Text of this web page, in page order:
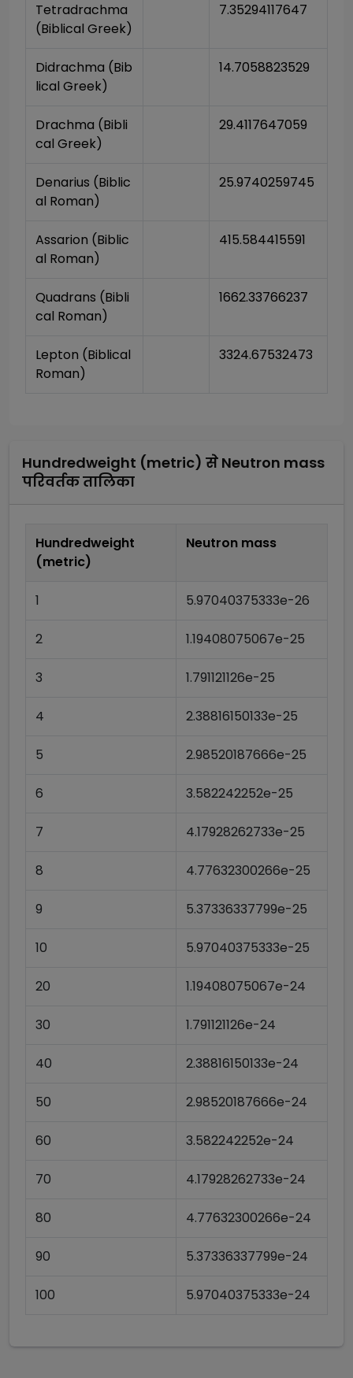
Tetradrachma
(Biblical Greek)
7.35294117647
Didrachma (Bib
lical Greek)
14.7058823529
Drachma (Bibli
cal Greek)
29.4117647059
Denarius (Biblic
al Roman)
25.9740259745
Assarion (Biblic
al Roman)
415.584415591
Quadrans (Bibli
cal Roman)
1662.33766237
Lepton (Biblical
Roman)
3324.67532473
Hundredweight (metric) से Neutron mass
परिवर्तक तालिका
Hundredweight
(metric)
Neutron mass
1 5.97040375333e-26
2 1.19408075067e-25
3 1.791121126e-25
4 2.38816150133e-25
5 2.98520187666e-25
6 3.582242252e-25
7 4.17928262733e-25
8 4.77632300266e-25
9 5.37336337799e-25
10 5.97040375333e-25
20 1.19408075067e-24
30 1.791121126e-24
40 2.38816150133e-24
50 2.98520187666e-24
60 3.582242252e-24
70 4.17928262733e-24
80 4.77632300266e-24
90 5.37336337799e-24
100 5.97040375333e-24